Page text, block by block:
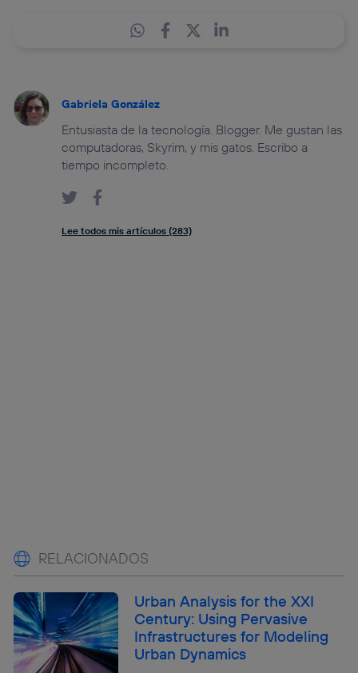
Gabriela González
Entusiasta de la tecnología. Blogger. Me gustan las
computadoras, Skyrim, y mis gatos. Escribo a
tiempo incompleto.
Lee todos mis artículos (283)
RELACIONADOS
Urban Analysis for the XXI
Century: Using Pervasive
Infrastructures for Modeling
Urban Dynamics